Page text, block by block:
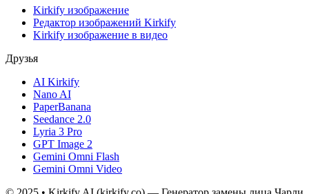
Kirkify изображение
Редактор изображений Kirkify
Kirkify изображение в видео
Друзья
AI Kirkify
Nano AI
PaperBanana
Seedance 2.0
Lyria 3 Pro
GPT Image 2
Gemini Omni Flash
Gemini Omni Video